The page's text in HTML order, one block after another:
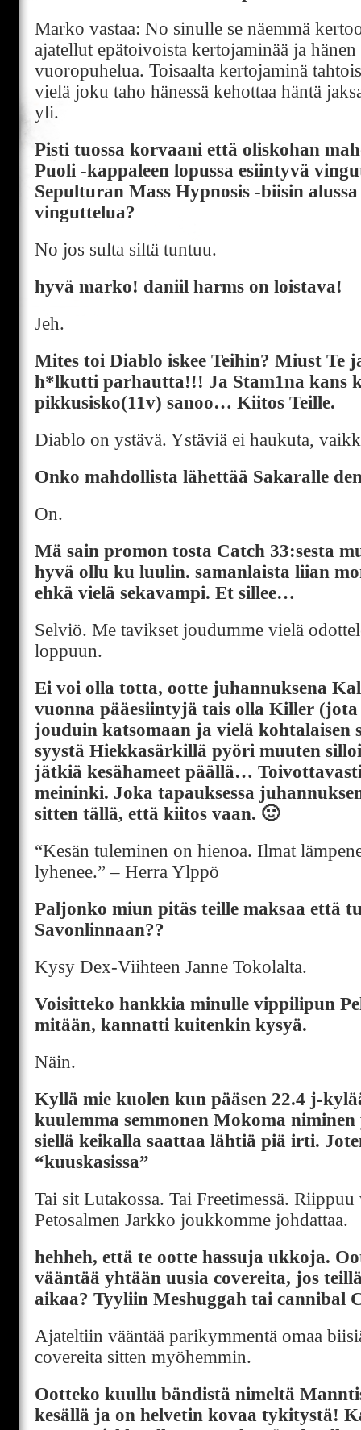
Marko vastaa: No sinulle se näemmä
ajatellut epätoivoista kertojaminää ja hänen
vuoropuhelua. Toisaalta kertojaminä
vielä joku taho hänessä kehottaa häntä
yli.
Pisti tuossa korvaani että oliskohan
Puoli -kappaleen lopussa esiintyvä
Sepulturan Mass Hypnosis -biisin
vinguttelua?
No jos sulta siltä tuntuu.
hyvä marko! daniil harms on loistava!
Jeh.
Mites toi Diablo iskee Teihin? Miust Te
h*lkutti parhautta!!! Ja Stam1na kans
pikkusisko(11v) sanoo… Kiitos Teille.
Diablo on ystävä. Ystäviä ei haukuta,
Onko mahdollista lähettää Sakaralle
On.
Mä sain promon tosta Catch 33:sesta
hyvä ollu ku luulin. samanlaista liian
ehkä vielä sekavampi. Et sillee…
Selviö. Me tavikset joudumme vielä
loppuun.
Ei voi olla totta, ootte juhannuksena
vuonna pääesiintyjä tais olla Killer
jouduin katsomaan ja vielä kohtalaisen
syystä Hiekkasärkillä pyöri muuten
jätkiä kesähameet päällä…
meininki. Joka tapauksessa
sitten tällä, että kiitos vaan. 🙂
“Kesän tuleminen on hienoa. Ilmat
lyhenee.” – Herra Ylppö
Paljonko miun pitäs teille maksaa että
Savonlinnaan??
Kysy Dex-Viihteen Janne Tokolalta.
Voisitteko hankkia minulle vippilipun
mitään, kannatti kuitenkin kysyä.
Näin.
Kyllä mie kuolen kun pääsen 22.4 j-
kuulemma semmonen Mokoma
siellä keikalla saattaa lähtiä piä irti.
“kuuskasissa”
Tai sit Lutakossa. Tai Freetimessä.
Petosalmen Jarkko joukkomme johdattaa.
hehheh, että te ootte hassuja ukkoja.
vääntää yhtään uusia covereita, jos
aikaa? Tyyliin Meshuggah tai cannibal
Ajateltiin vääntää parikymmentä omaa
covereita sitten myöhemmin.
Ootteko kuullu bändistä nimeltä
kesällä ja on helvetin kovaa tykitystä!